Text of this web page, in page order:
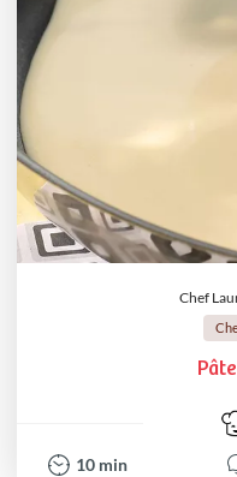
Chef
10 min